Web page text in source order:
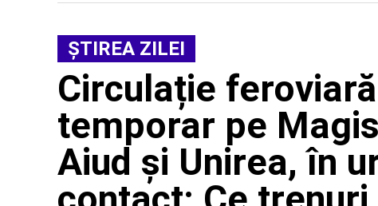
ŞTIREA ZILEI
Circulație
temporar pe
Aiud și Unirea, în